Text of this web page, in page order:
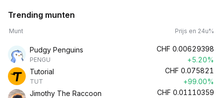
Trending munten
Munt Prijs en 24u%
Pudgy Penguins
PENGU
CHF 0.00629398
+5.20%
Tutorial
TUT
CHF 0.075821
+99.00%
Jimothy The Raccoon
CHF 0.01110359